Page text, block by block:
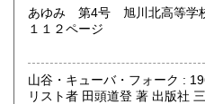
あゆみ 第4号 旭川北高等
１１２ページ
山谷・キューバ・フォーク :
リスト者 田頭道登 著 出版社 三友会 刊行年 昭54 ページ数